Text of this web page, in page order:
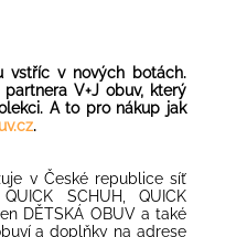
vstříc v nových botách.
V+J obuv, který
A to pro nákup jak
.
v České republice síť
SCHUH, QUICK
DĚTSKÁ OBUV a také
a doplňky na adrese